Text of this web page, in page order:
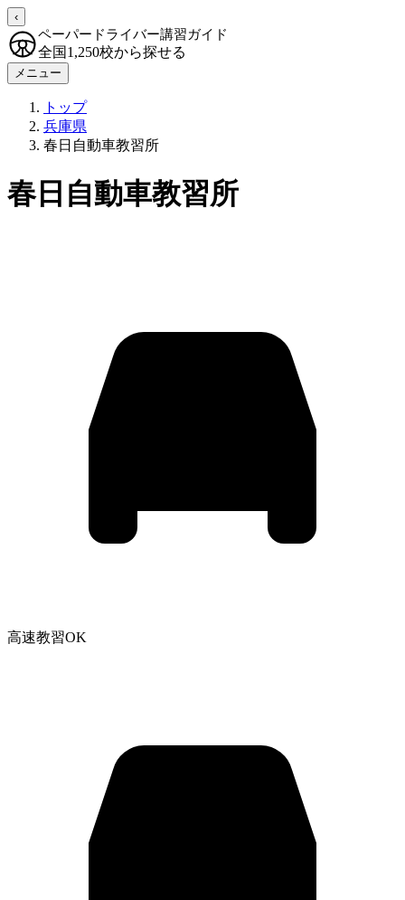
‹
ペーパードライバー講習ガイド
全国1,250校から探せる
メニュー
トップ
兵庫県
春日自動車教習所
春日自動車教習所
高速教習OK